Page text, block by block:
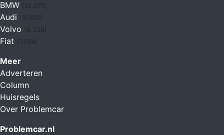
BMW
Audi
Volvo
Fiat (7.264)
Meer
Adverteren
Column
Huisregels
Over Problemcar
Problemcar.nl